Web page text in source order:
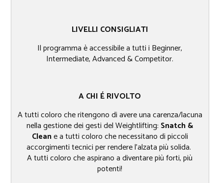
LIVELLI CONSIGLIATI
Il programma è accessibile a tutti i Beginner,
Intermediate, Advanced & Competitor.
A CHI É RIVOLTO​
A tutti coloro che ritengono di avere una carenza/lacuna
nella gestione dei gesti del Weightlifting: Snatch &
Cleane a tutti coloro che necessitano di piccoli
accorgimenti tecnici per rendere l’alzata più solida.
A tutti coloro che aspirano a diventare più forti, più
potenti!